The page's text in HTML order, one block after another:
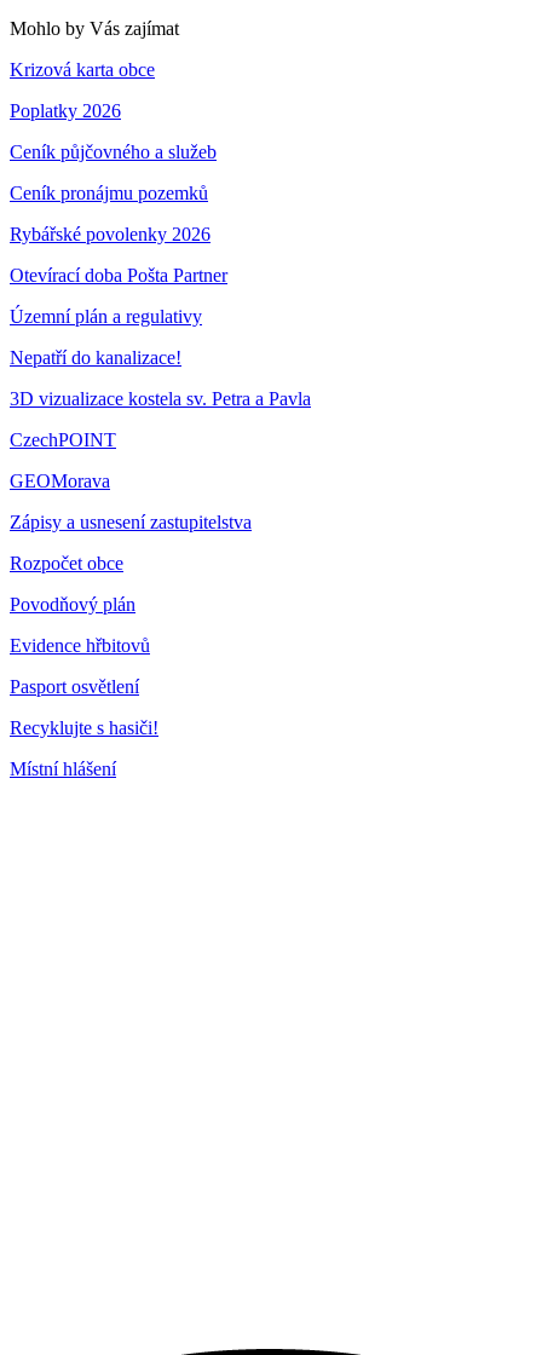
Mohlo by Vás zajímat
Krizová karta obce
Poplatky 2026
Ceník půjčovného a služeb
Ceník pronájmu pozemků
Rybářské povolenky 2026
Otevírací doba Pošta Partner
Územní plán a regulativy
Nepatří do kanalizace!
3D vizualizace kostela sv. Petra a Pavla
CzechPOINT
GEOMorava
Zápisy a usnesení zastupitelstva
Rozpočet obce
Povodňový plán
Evidence hřbitovů
Pasport osvětlení
Recyklujte s hasiči!
Místní hlášení